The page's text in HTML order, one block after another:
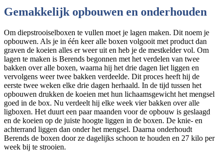
Gemakkelijk opbouwen en onderhouden
Om diepstrooiselboxen te vullen moet je lagen maken. Dit noem je
opbouwen. Als je in één keer alle boxen volgooit met product dan
graven de koeien alles er weer uit en heb je de mestkelder vol. Om
lagen te maken is Berends begonnen met het verdelen van twee
bakken over alle boxen, waarna hij het drie dagen liet liggen en
vervolgens weer twee bakken verdeelde. Dit proces heeft hij de
eerste twee weken elke drie dagen herhaald. In de tijd tussen het
opbouwen drukken de koeien met hun lichaamsgewicht het mengsel
goed in de box. Nu verdeelt hij elke week vier bakken over alle
ligboxen. Het duurt een paar maanden voor de opbouw is geslaagd
en de koeien op de juiste hoogte liggen in de boxen. De knie- en
achterrand liggen dan onder het mengsel. Daarna onderhoudt
Berends de boxen door ze dagelijks schoon te houden en 27 kilo per
week bij te strooien.